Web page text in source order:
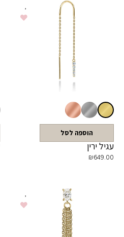
הוספה לסל
עגיל ירין
₪649.00